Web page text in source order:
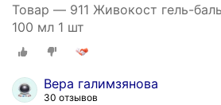
Товар — 911 Живокост гель-
100 мл 1 шт
Вера галимзянова
30 отзывов